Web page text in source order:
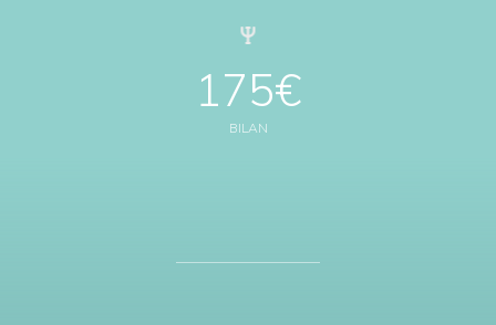
175€
BILAN